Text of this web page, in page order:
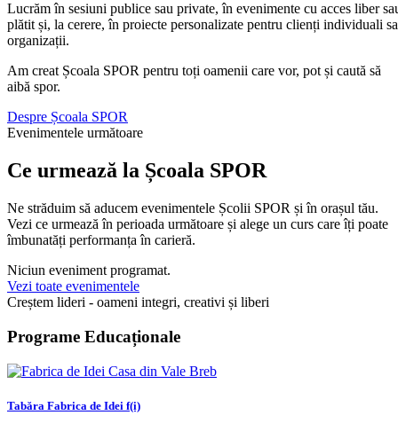
Lucrăm în sesiuni publice sau private, în evenimente cu acces liber
plătit și, la cerere, în proiecte personalizate pentru clienți individuali
organizații.
Am creat Școala SPOR pentru toți oamenii care vor, pot și caută să
aibă spor.
Despre Școala SPOR
Evenimentele următoare
Ce urmează la Școala SPOR
Ne străduim să aducem evenimentele Școlii SPOR și în orașul tău.
Vezi ce urmează în perioada următoare și alege un curs care îți poate
îmbunatăți performanța în carieră.
Niciun eveniment programat.
Vezi toate evenimentele
Creștem lideri - oameni integri, creativi și liberi
Programe Educaționale
Tabăra Fabrica de Idei f(i)